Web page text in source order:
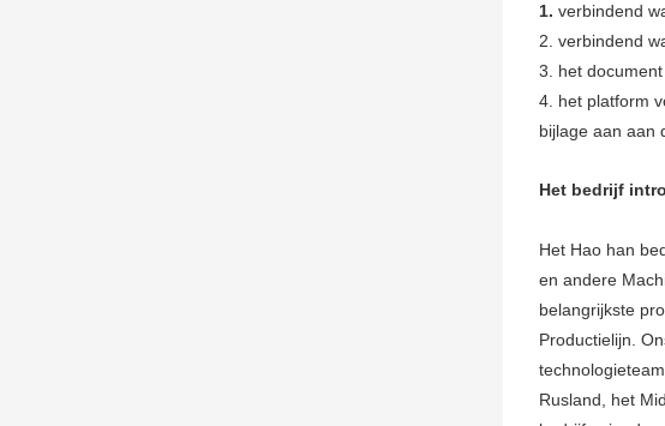
1. verbindend
2. verbindend
3. het
4. het platform
bijlage aan aan
Het bedrijf
Het Hao han
en andere
belangrijkste
Productielijn.
Rusland, het